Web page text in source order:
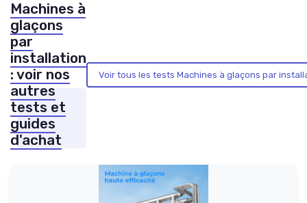
Machines à
glaçons
par
installation
: voir nos
autres
tests et
guides
d'achat
Voir tous les tests Machines à glaçons par